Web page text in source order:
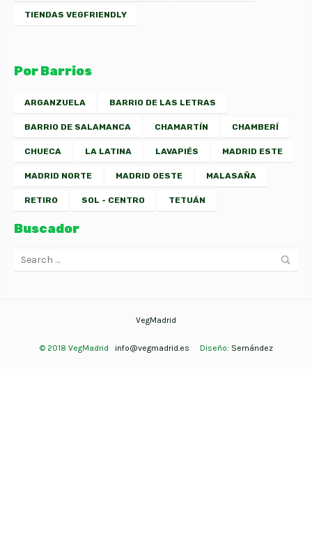
TIENDAS VEGFRIENDLY
Por Barrios
ARGANZUELA BARRIO DE LAS LETRAS
BARRIO DE SALAMANCA CHAMARTÍN CHAMBERÍ
CHUECA LA LATINA LAVAPIÉS MADRID ESTE
MADRID NORTE MADRID OESTE MALASAÑA
RETIRO SOL - CENTRO TETUÁN
Buscador
VegMadrid
© 2018 VegMadrid info@vegmadrid.es Diseño: Sernández